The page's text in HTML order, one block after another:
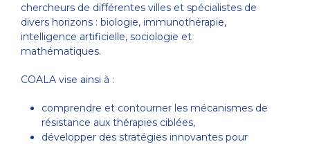
chercheurs de différentes villes et spécialistes de
divers horizons : biologie, immunothérapie,
intelligence artificielle, sociologie et
mathématiques.
COALA vise ainsi à :
comprendre et contourner les mécanismes de
résistance aux thérapies ciblées,
développer des stratégies innovantes pour